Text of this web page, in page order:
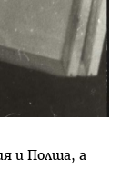
и Полша, а